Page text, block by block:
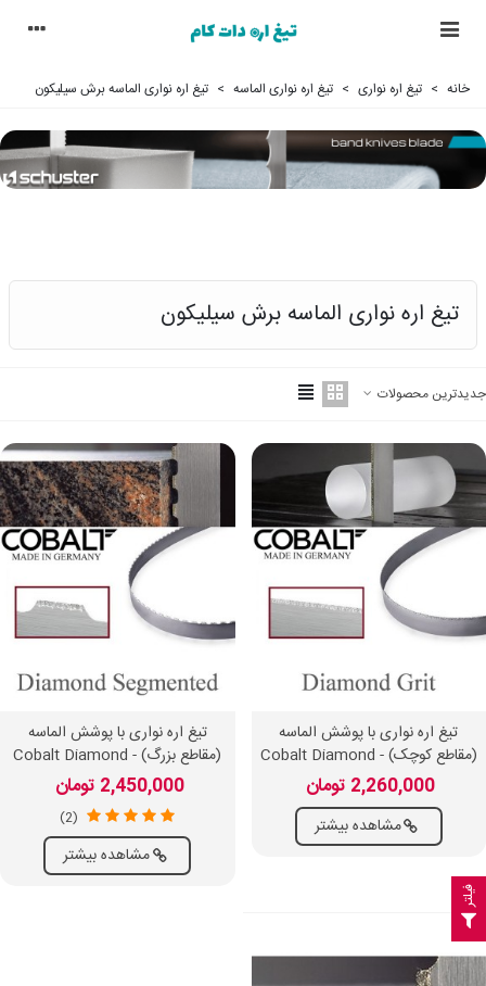
خانه > تیغ اره نواری > تیغ اره نواری الماسه > تیغ اره نواری الماسه برش سیلیکون
تیغ اره نواری الماسه برش سیلیکون
جدیدترین محصولات
تیغ اره نواری با پوشش الماسه
(مقاطع کوچک) - Cobalt Diamond
Grit
2,260,000 تومان
مشاهده بیشتر
تیغ اره نواری با پوشش الماسه
(مقاطع بزرگ) - Cobalt Diamond
Segmented
2,450,000 تومان
(2)
مشاهده بیشتر
فیلتر